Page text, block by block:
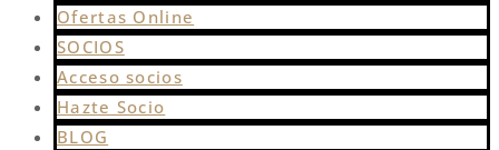
Ofertas Online
SOCIOS
Acceso socios
Hazte Socio
BLOG